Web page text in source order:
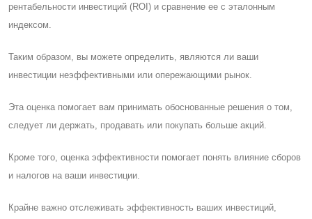
рентабельности инвестиций (ROI) и сравнение ее с эталонным
индексом.
Таким образом, вы можете определить, являются ли ваши
инвестиции неэффективными или опережающими рынок.
Эта оценка помогает вам принимать обоснованные решения о том,
следует ли держать, продавать или покупать больше акций.
Кроме того, оценка эффективности помогает понять влияние сборов
и налогов на ваши инвестиции.
Крайне важно отслеживать эффективность ваших инвестиций,